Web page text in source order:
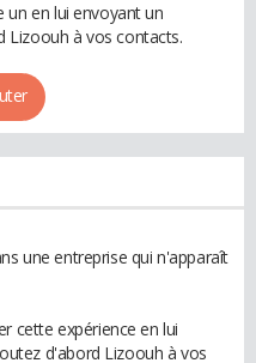
un en lui envoyant un
Lizoouh à vos contacts.
une entreprise qui n'apparaît
cette expérience en lui
d'abord Lizoouh à vos